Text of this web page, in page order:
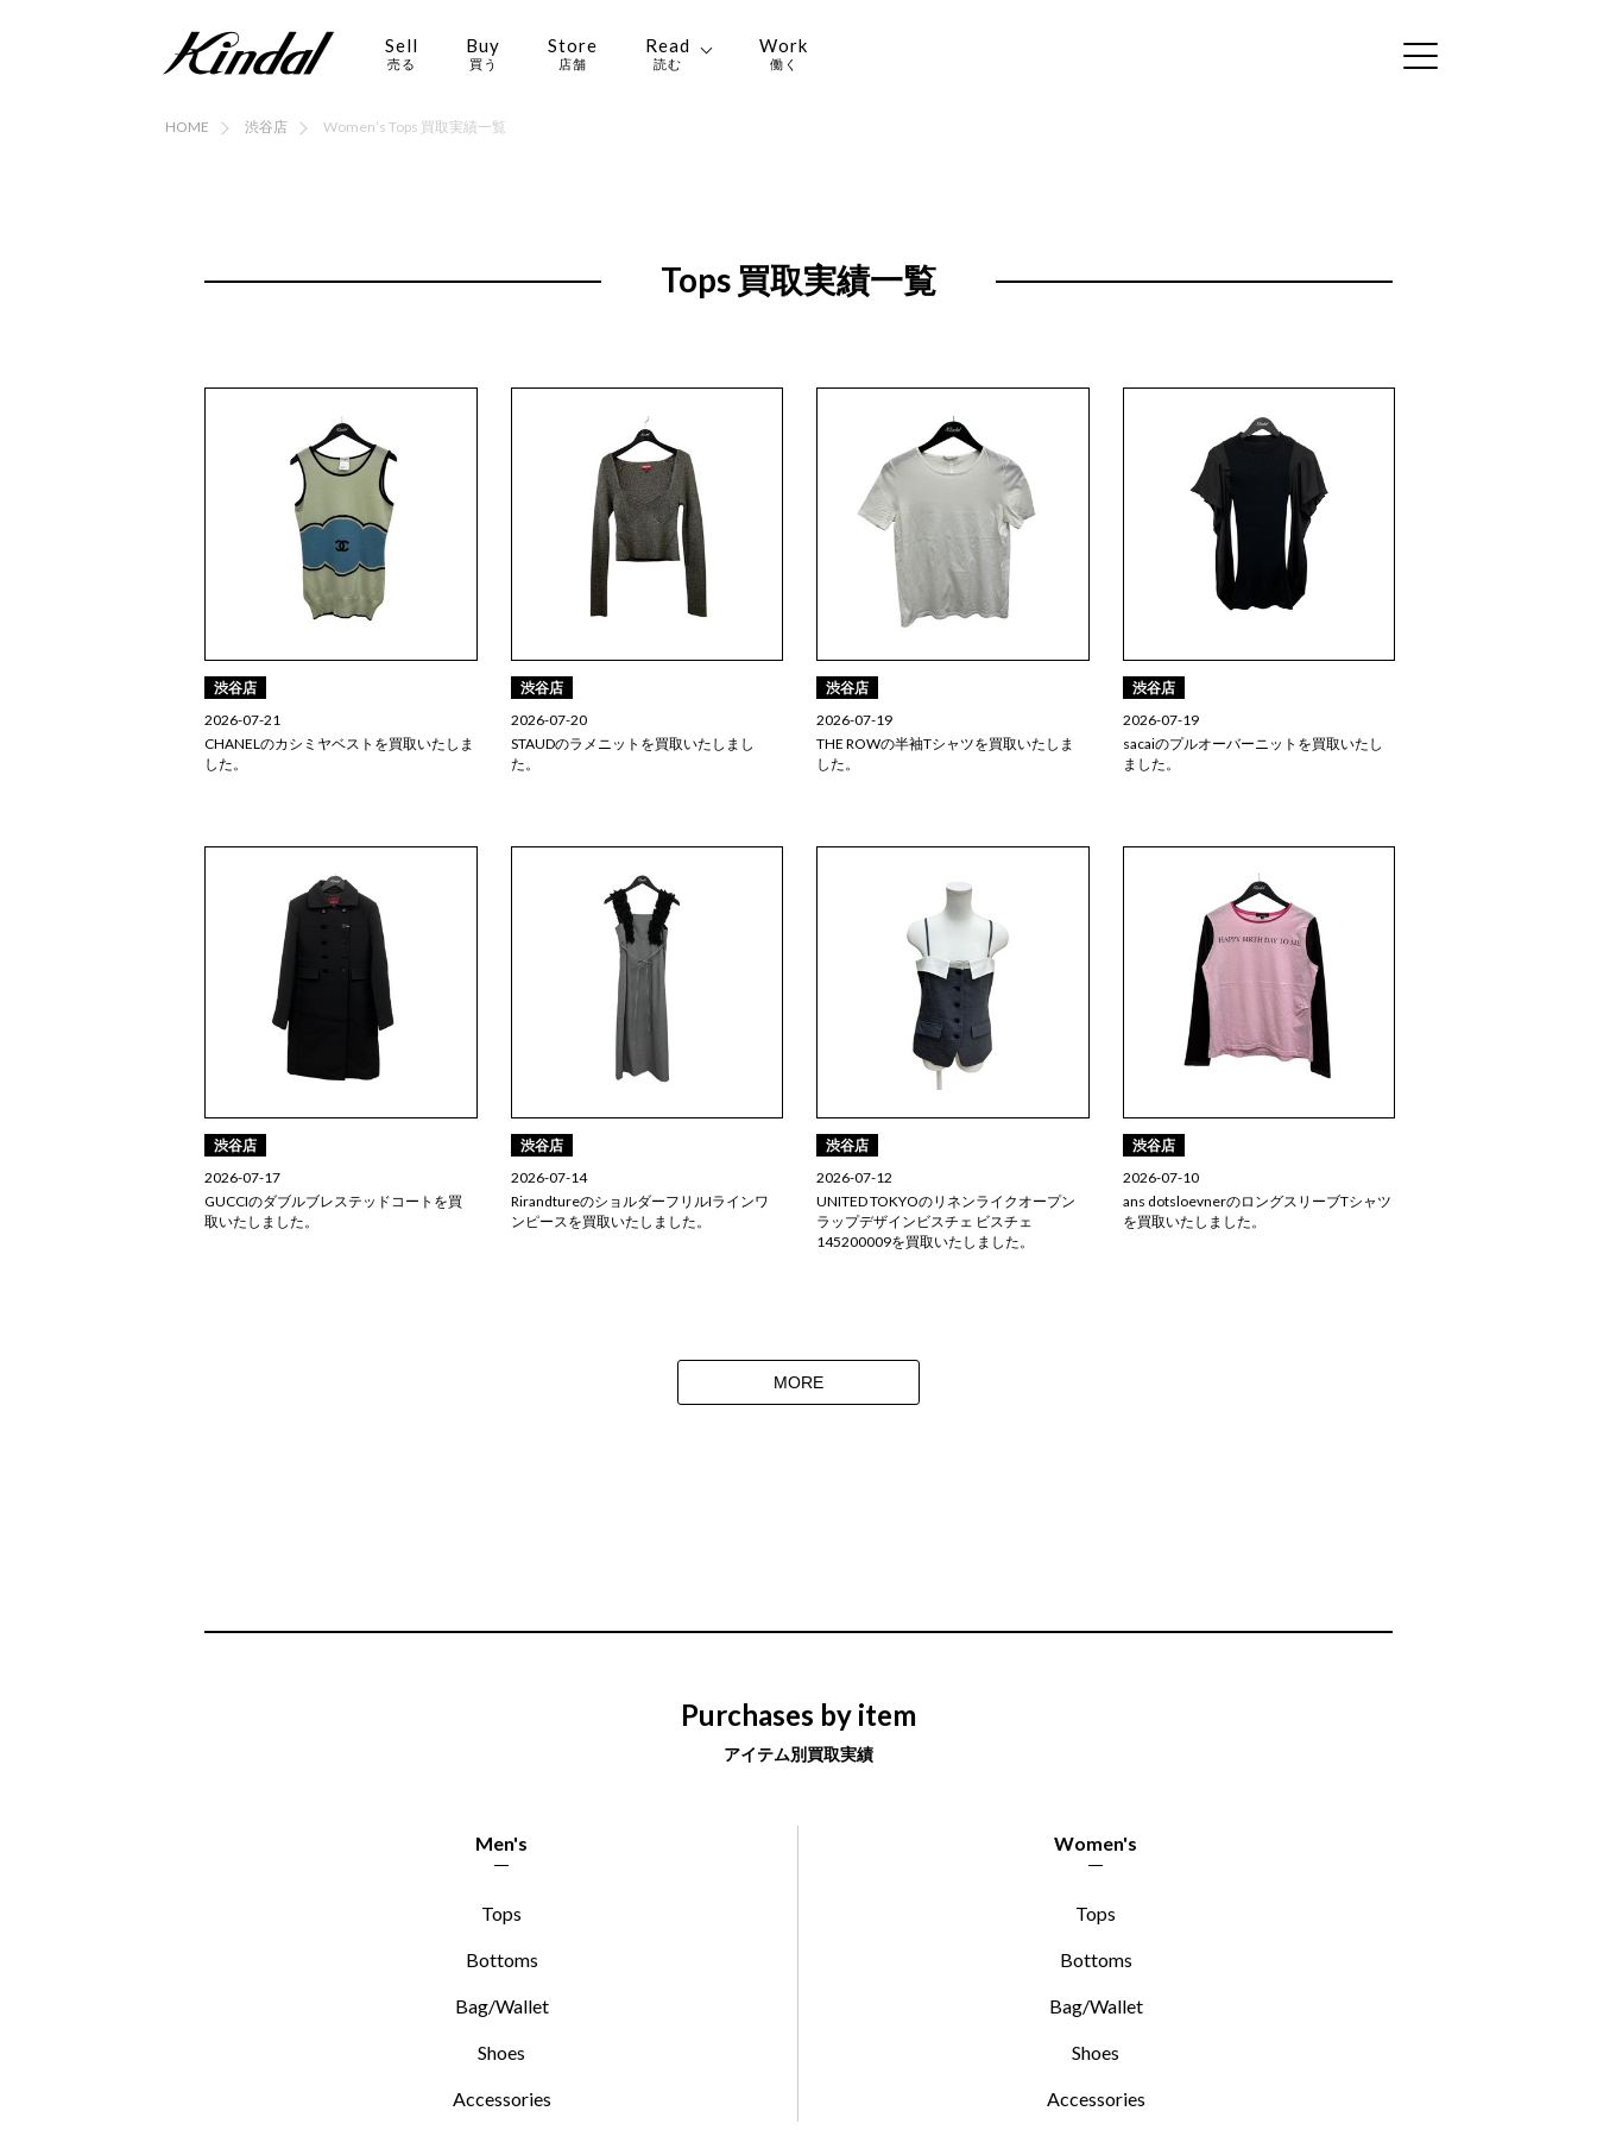
Sell
売る
Buy
買う
Store
店舗
Read
読む
Work
働く
HOME 渋谷店 Women’s Tops 買取実績一覧
Tops 買取実績一覧
渋谷店
2026-07-21
CHANELのカシミヤベストを買取いたしま
した。
渋谷店
2026-07-20
STAUDのラメニットを買取いたしまし
た。
渋谷店
2026-07-19
THE ROWの半袖Tシャツを買取いたしま
した。
渋谷店
2026-07-19
sacaiのプルオーバーニットを買取いたし
ました。
渋谷店
2026-07-17
GUCCIのダブルブレステッドコートを買
取いたしました。
渋谷店
2026-07-14
RirandtureのショルダーフリルIラインワ
ンピースを買取いたしました。
渋谷店
2026-07-12
UNITED TOKYOのリネンライクオープン
ラップデザインビスチェ ビスチェ
145200009を買取いたしました。
渋谷店
2026-07-10
ans dotsloevnerのロングスリーブTシャツ
を買取いたしました。
MORE
Purchases by item
アイテム別買取実績
Men's
Tops
Bottoms
Bag/Wallet
Shoes
Accessories
Women's
Tops
Bottoms
Bag/Wallet
Shoes
Accessories